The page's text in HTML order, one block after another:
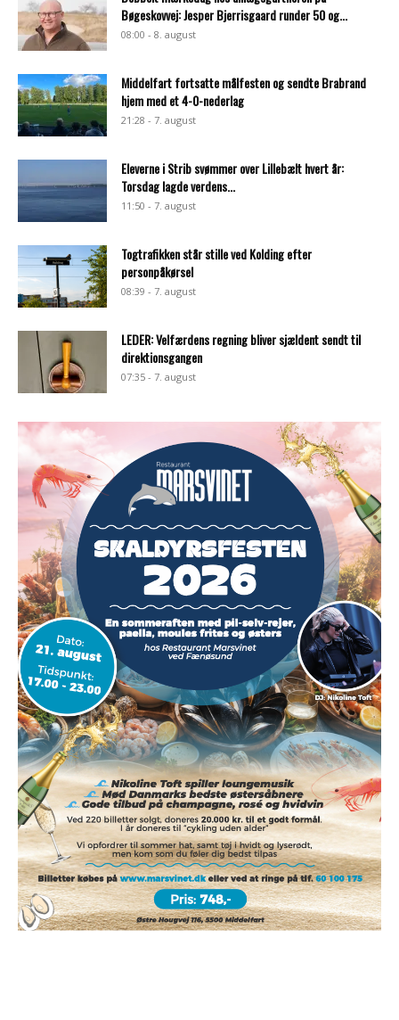
Bøgeskovvej: Jesper Bjerrisgaard runder 50 og...
08:00 - 8. august
Middelfart fortsatte målfesten og sendte Brabrand
hjem med et 4-0-nederlag
21:28 - 7. august
Eleverne i Strib svømmer over Lillebælt hvert år:
Torsdag lagde verdens...
11:50 - 7. august
Togtrafikken står stille ved Kolding efter
personpåkørsel
08:39 - 7. august
LEDER: Velfærdens regning bliver sjældent sendt til
direktionsgangen
07:35 - 7. august